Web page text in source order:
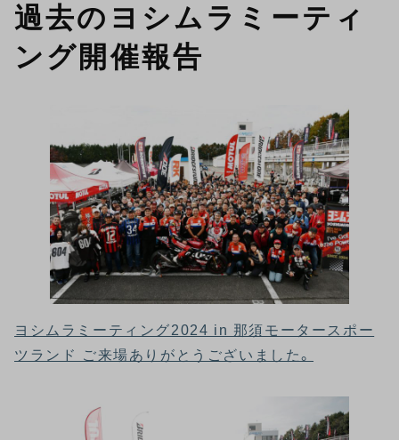
過去のヨシムラミーティ
ング開催報告
ヨシムラミーティング2024 in 那須モータースポー
ツランド ご来場ありがとうございました。